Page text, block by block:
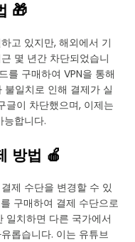
🎁
고 있지만, 해외에서 기
몇 년간 차단되었습니
를 구매하여 VPN을 통해
불일치로 인해 결제가 실
글이 차단했으며, 이제는
능합니다.
방법 🍎
제 수단을 변경할 수 있
구매하여 결제 수단으로
일치하면 다른 국가에서
롭습니다. 이는 유튜브